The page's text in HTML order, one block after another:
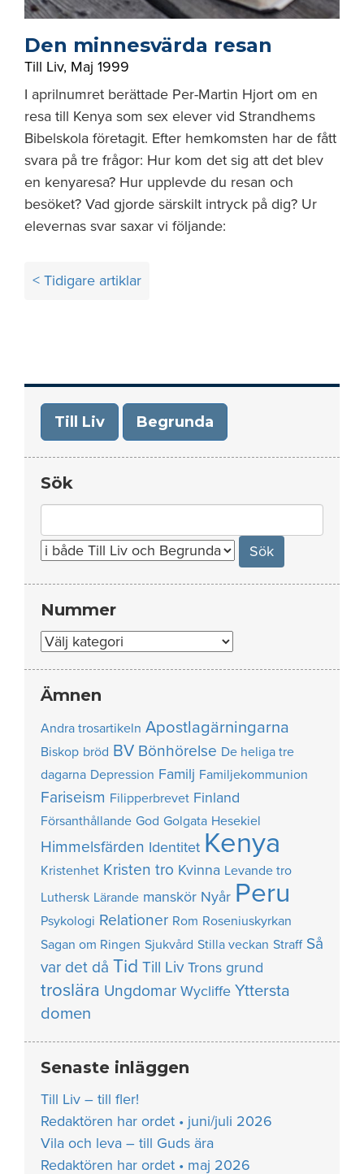
Den minnesvärda resan
Till Liv, Maj 1999
I aprilnumret berättade Per-Martin Hjort om en
resa till Kenya som sex elever vid Strandhems
Bibelskola företagit. Efter hemkomsten har de fått
svara på tre frågor: Hur kom det sig att det blev
en kenyaresa? Hur upplevde du resan och
besöket? Vad gjorde särskilt intryck på dig? Ur
elevernas svar saxar vi följande:
Inläggsnavigering
< Tidigare artiklar
Till Liv Begrunda
Sök
for:
Nummer
Nummer
Ämnen
Andra trosartikeln Apostlagärningarna
Biskop bröd BV Bönhörelse De heliga tre
dagarna Depression Familj Familjekommunion
Fariseism Filipperbrevet Finland
Försanthållande God Golgata Hesekiel
Himmelsfärden Identitet Kenya
Kristenhet Kristen tro Kvinna Levande tro
Luthersk Lärande manskör Nyår Peru
Psykologi Relationer Rom Roseniuskyrkan
Sagan om Ringen Sjukvård Stilla veckan Straff Så
var det då Tid Till Liv Trons grund
troslära Ungdomar Wycliffe Yttersta
domen
Senaste inläggen
Till Liv – till fler!
Redaktören har ordet • juni/juli 2026
Vila och leva – till Guds ära
Redaktören har ordet • maj 2026